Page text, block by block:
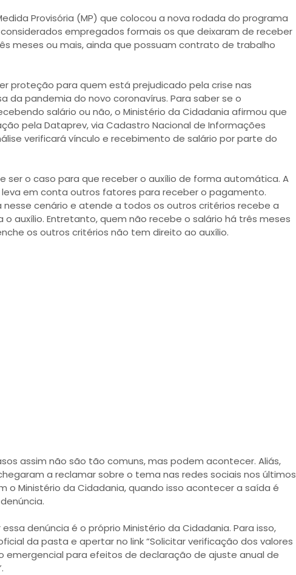
Provisória (MP) que colocou a nova rodada do programa
empregados formais os que deixaram de receber
meses ou mais, ainda que possuam contrato de trabalho
proteção para quem está prejudicado pela crise nas
da pandemia do novo coronavírus. Para saber se o
salário ou não, o Ministério da Cidadania afirmou que
pela Dataprev, via Cadastro Nacional de Informações
verificará vínculo e recebimento de salário por parte do
ser o caso para que receber o auxílio de forma automática. A
em conta outros fatores para receber o pagamento.
nesse cenário e atende a todos os outros critérios recebe a
o auxílio. Entretanto, quem não recebe o salário há três meses
os outros critérios não tem direito ao auxílio.
assim não são tão comuns, mas podem acontecer. Aliás,
a reclamar sobre o tema nas redes sociais nos últimos
o Ministério da Cidadania, quando isso acontecer a saída é
denúncia é o próprio Ministério da Cidadania. Para isso,
da pasta e apertar no link “Solicitar verificação dos valores
emergencial para efeitos de declaração de ajuste anual de